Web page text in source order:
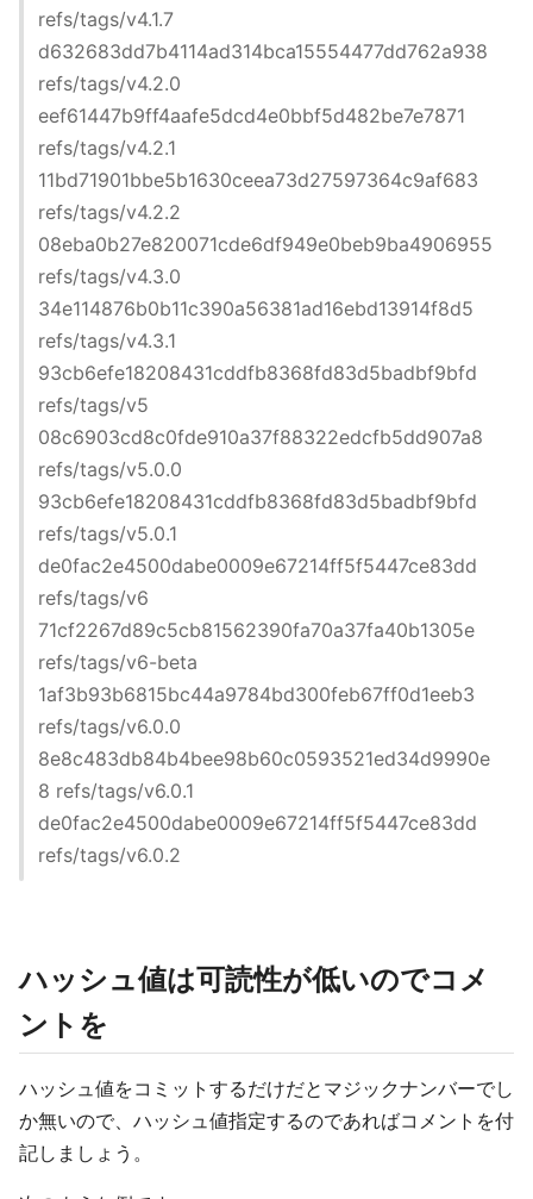
refs/tags/v4.1.7
d632683dd7b4114ad314bca15554477dd762a938
refs/tags/v4.2.0
eef61447b9ff4aafe5dcd4e0bbf5d482be7e7871
refs/tags/v4.2.1
11bd71901bbe5b1630ceea73d27597364c9af683
refs/tags/v4.2.2
08eba0b27e820071cde6df949e0beb9ba4906955
refs/tags/v4.3.0
34e114876b0b11c390a56381ad16ebd13914f8d5
refs/tags/v4.3.1
93cb6efe18208431cddfb8368fd83d5badbf9bfd
refs/tags/v5
08c6903cd8c0fde910a37f88322edcfb5dd907a8
refs/tags/v5.0.0
93cb6efe18208431cddfb8368fd83d5badbf9bfd
refs/tags/v5.0.1
de0fac2e4500dabe0009e67214ff5f5447ce83dd
refs/tags/v6
71cf2267d89c5cb81562390fa70a37fa40b1305e
refs/tags/v6-beta
1af3b93b6815bc44a9784bd300feb67ff0d1eeb3
refs/tags/v6.0.0
8e8c483db84b4bee98b60c0593521ed34d9990e
8 refs/tags/v6.0.1
de0fac2e4500dabe0009e67214ff5f5447ce83dd
refs/tags/v6.0.2
ハッシュ値は可読性が低いのでコメ
ントを
ハッシュ値をコミットするだけだとマジックナンバーでし
か無いので、ハッシュ値指定するのであればコメントを付
記しましょう。